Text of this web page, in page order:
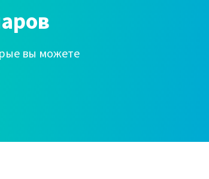
вы можете